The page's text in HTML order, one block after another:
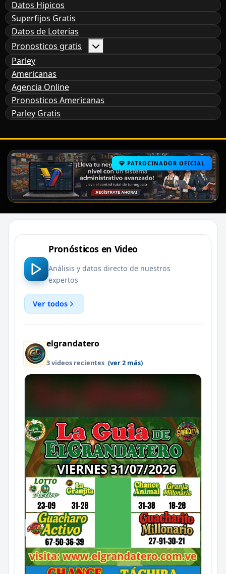
Datos Hipicos
Superfijos Gratis
Datos de Loterias
Pronosticos gratis
Parley
Americanas
Agencia Online
Pronosticos Americanas
Parley Gratis
PATROCINADOR OFICIAL
Pronósticos en Video
Análisis y datos directo de nuestros
expertos
Ver todos
elgrandatero
3 videos recientes (ver 2 más)